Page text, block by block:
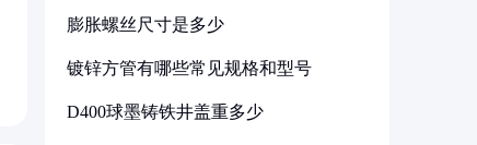
膨胀螺丝尺寸是多少
镀锌方管有哪些常见规格和型号
D400球墨铸铁井盖重多少